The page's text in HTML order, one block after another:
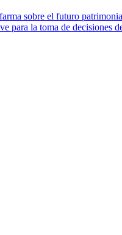
sobre el futuro
para la toma de decisiones